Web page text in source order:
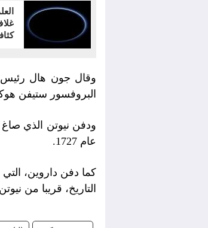
وقال جون هال رئيس
البروفسور ستيفن
ودفن نيوتن الذي
عام 1727.
كما دفن داروين،
التاريخ، قريبا من نيوتن